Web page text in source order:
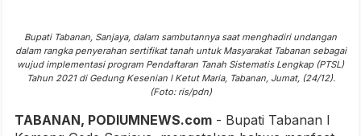
Bupati Tabanan, Sanjaya, dalam sambutannya saat menghadiri undangan
dalam rangka penyerahan sertifikat tanah untuk Masyarakat Tabanan sebagai
wujud implementasi program Pendaftaran Tanah Sistematis Lengkap (PTSL)
Tahun 2021 di Gedung Kesenian I Ketut Maria, Tabanan, Jumat, (24/12).
(Foto: ris/pdn)
TABANAN, PODIUMNEWS.com - Bupati Tabanan I